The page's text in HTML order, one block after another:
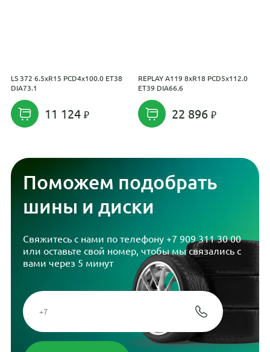
LS 372 6.5xR15 PCD4x100.0 ET38
DIA73.1
11 124
REPLAY A119 8xR18 PCD5x112.0
ET39 DIA66.6
22 896
Поможем подобрать
шины и диски
Свяжитесь с нами по телефону +7 909 311 30 00
или оставьте свой номер, чтобы мы связались с
вами через 5 минут